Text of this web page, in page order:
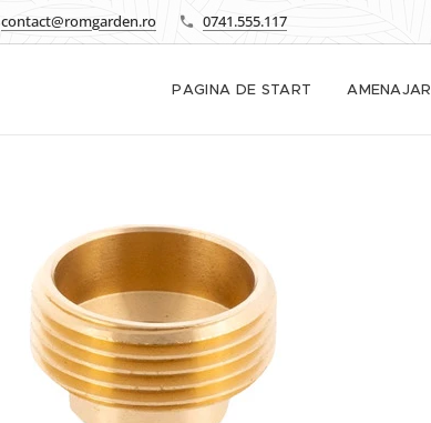
contact@romgarden.ro 0741.555.117
PAGINA DE START